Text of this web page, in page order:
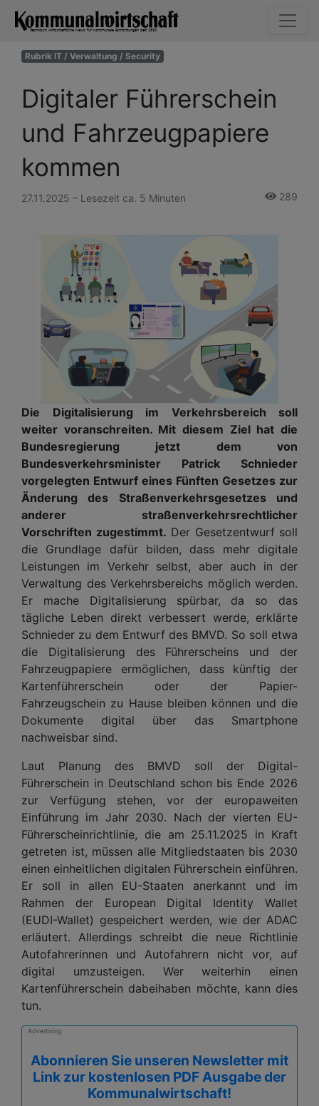
Rubrik IT / Verwaltung / Security
Digitaler Führerschein
und Fahrzeugpapiere
kommen
27.11.2025 – Lesezeit ca. 5 Minuten 289
Die Digitalisierung im Verkehrsbereich soll
weiter voranschreiten. Mit diesem Ziel hat die
Bundesregierung jetzt dem von
Bundesverkehrsminister Patrick Schnieder
vorgelegten Entwurf eines Fünften Gesetzes zur
Änderung des Straßenverkehrsgesetzes und
anderer straßenverkehrsrechtlicher
Vorschriften zugestimmt. Der Gesetzentwurf soll
die Grundlage dafür bilden, dass mehr digitale
Leistungen im Verkehr selbst, aber auch in der
Verwaltung des Verkehrsbereichs möglich werden.
Er mache Digitalisierung spürbar, da so das
tägliche Leben direkt verbessert werde, erklärte
Schnieder zu dem Entwurf des BMVD. So soll etwa
die Digitalisierung des Führerscheins und der
Fahrzeugpapiere ermöglichen, dass künftig der
Kartenführerschein oder der Papier-
Fahrzeugschein zu Hause bleiben können und die
Dokumente digital über das Smartphone
nachweisbar sind.
Laut Planung des BMVD soll der Digital-
Führerschein in Deutschland schon bis Ende 2026
zur Verfügung stehen, vor der europaweiten
Einführung im Jahr 2030. Nach der vierten EU-
Führerscheinrichtlinie, die am 25.11.2025 in Kraft
getreten ist, müssen alle Mitgliedstaaten bis 2030
einen einheitlichen digitalen Führerschein einführen.
Er soll in allen EU-Staaten anerkannt und im
Rahmen der European Digital Identity Wallet
(EUDI-Wallet) gespeichert werden, wie der ADAC
erläutert. Allerdings schreibt die neue Richtlinie
Autofahrerinnen und Autofahrern nicht vor, auf
digital umzusteigen. Wer weiterhin einen
Kartenführerschein dabeihaben möchte, kann dies
tun.
Advertising
Abonnieren Sie unseren Newsletter mit
Link zur kostenlosen PDF Ausgabe der
Kommunalwirtschaft!